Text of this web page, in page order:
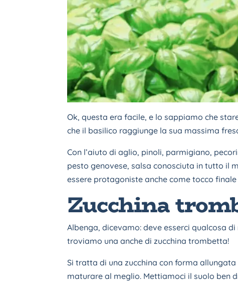
Ok, questa era facile, e lo sappiamo che
che il basilico raggiunge la sua massima
Con l’aiuto di aglio, pinoli, parmigiano,
pesto genovese, salsa conosciuta in tutto il
essere protagoniste anche come tocco
Zucchina
Albenga, dicevamo: deve esserci qualcosa
troviamo una anche di zucchina trombetta!
Si tratta di una zucchina con forma
maturare al meglio. Mettiamoci il suolo ben